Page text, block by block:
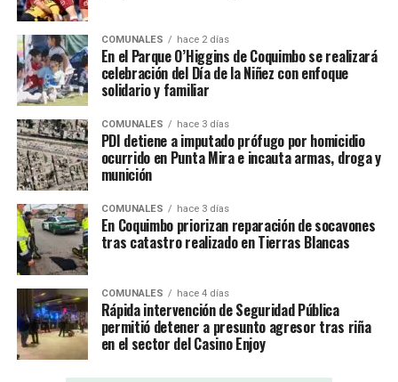
COMUNALES hace 2 días
En el Parque O’Higgins de Coquimbo se realizará
celebración del Día de la Niñez con enfoque
solidario y familiar
COMUNALES hace 3 días
PDI detiene a imputado prófugo por homicidio
ocurrido en Punta Mira e incauta armas, droga y
munición
COMUNALES hace 3 días
En Coquimbo priorizan reparación de socavones
tras catastro realizado en Tierras Blancas
COMUNALES hace 4 días
Rápida intervención de Seguridad Pública
permitió detener a presunto agresor tras riña
en el sector del Casino Enjoy